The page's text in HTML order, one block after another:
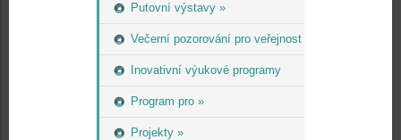
Putovní výstavy »
Večerní pozorování pro veřejnost
Inovativní výukové programy
Program pro »
Projekty »